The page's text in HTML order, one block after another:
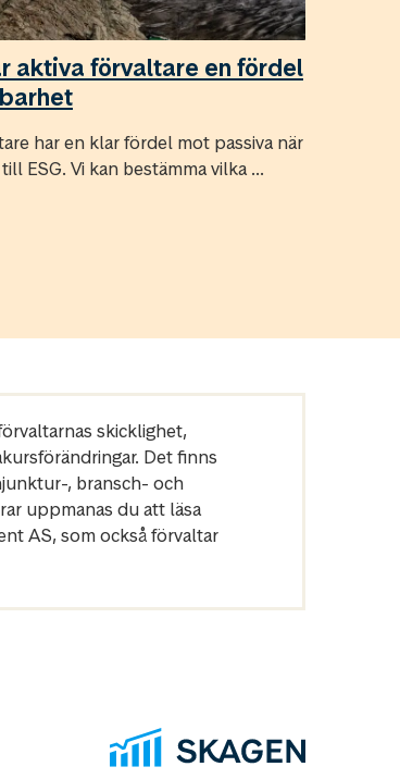
aktiva förvaltare en fördel
har en klar fördel mot passiva när
ESG. Vi kan bestämma vilka ...
skicklighet,
Det finns
, bransch- och
uppmanas du att läsa
AS, som också förvaltar